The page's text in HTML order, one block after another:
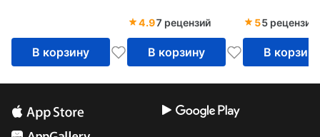
В корзину
4.97 рецензий
В корзину
наказания и
стресса
55 рецензий
В корзину